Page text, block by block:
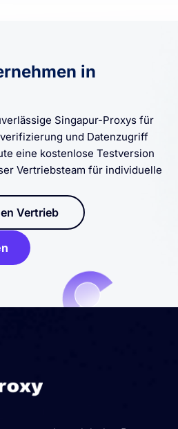
in
Singapur-Proxys für
und Datenzugriff
eine kostenlose Testversion
Vertriebsteam für individuelle
Vertrieb